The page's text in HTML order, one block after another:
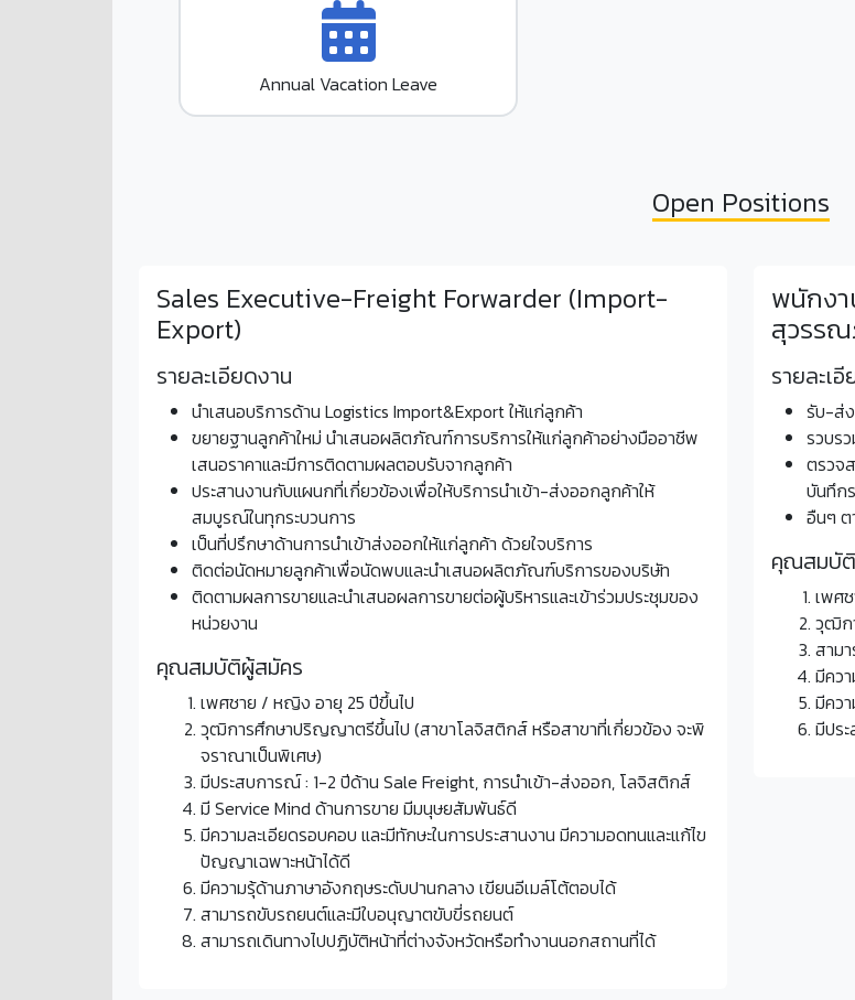
Annual Vacation Leave
Open Positions
Sales Executive-Freight Forwarder (Import-
Export)
รายละเอียดงาน
นำเสนอบริการด้าน Logistics Import&Export ให้แก่ลูกค้า
ขยายฐานลูกค้าใหม่ นำเสนอผลิตภัณฑ์การบริการให้แก่ลูกค้าอย่างมืออาชีพ
เสนอราคาและมีการติดตามผลตอบรับจากลูกค้า
ประสานงานกับแผนกที่เกี่ยวข้องเพื่อให้บริการนำเข้า-ส่งออกลูกค้าให้
สมบูรณ์ในทุกระบวนการ
เป็นที่ปรึกษาด้านการนำเข้าส่งออกให้แก่ลูกค้า ด้วยใจบริการ
ติดต่อนัดหมายลูกค้าเพื่อนัดพบและนำเสนอผลิตภัณฑ์บริการของบริษัท
ติดตามผลการขายและนำเสนอผลการขายต่อผู้บริหารและเข้าร่วมประชุมของ
หน่วยงาน
คุณสมบัติผู้สมัคร
เพศชาย / หญิง อายุ 25 ปีขึ้นไป
วุฒิการศึกษาปริญญาตรีขึ้นไป (สาขาโลจิสติกส์ หรือสาขาที่เกี่ยวข้อง จะพิ
จราณาเป็นพิเศษ)
มีประสบการณ์ : 1-2 ปีด้าน Sale Freight, การนำเข้า-ส่งออก, โลจิสติกส์
มี Service Mind ด้านการขาย มีมนุษยสัมพันธ์ดี
มีความละเอียดรอบคอบ และมีทักษะในการประสานงาน มีความอดทนและแก้ไข
ปัญญาเฉพาะหน้าได้ดี
มีความรุ้ด้านภาษาอังกฤษระดับปานกลาง เขียนอีเมล์โต้ตอบได้
สามารถขับรถยนต์และมีใบอนุญาตขับขี่รถยนต์
สามารถเดินทางไปปฏิบัติหน้าที่ต่างจังหวัดหรือทำงานนอกสถานที่ได้
พนักงา
สุวรร
รายละเ
รับ-ส่
รวบร
ตรวจ
บันทึก
อืนๆ ต
คุณสมบั
เพศ
วุฒิก
สาม
มีคว
มีคว
มีปร